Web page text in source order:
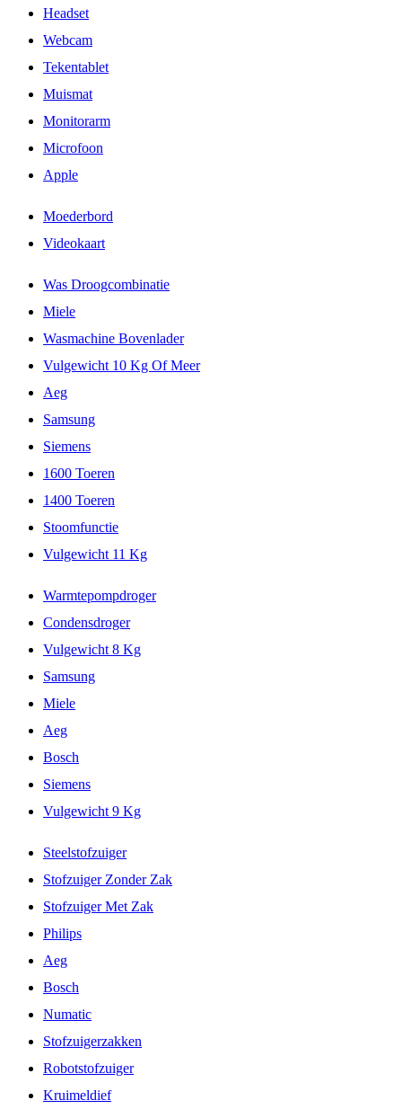
Headset
Webcam
Tekentablet
Muismat
Monitorarm
Microfoon
Apple
Moederbord
Videokaart
Was Droogcombinatie
Miele
Wasmachine Bovenlader
Vulgewicht 10 Kg Of Meer
Aeg
Samsung
Siemens
1600 Toeren
1400 Toeren
Stoomfunctie
Vulgewicht 11 Kg
Warmtepompdroger
Condensdroger
Vulgewicht 8 Kg
Samsung
Miele
Aeg
Bosch
Siemens
Vulgewicht 9 Kg
Steelstofzuiger
Stofzuiger Zonder Zak
Stofzuiger Met Zak
Philips
Aeg
Bosch
Numatic
Stofzuigerzakken
Robotstofzuiger
Kruimeldief